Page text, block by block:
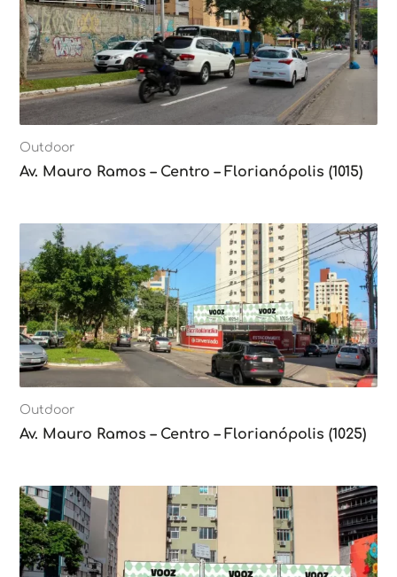
Outdoor
Av. Mauro Ramos – Centro – Florianópolis (1015)
Outdoor
Av. Mauro Ramos – Centro – Florianópolis (1025)